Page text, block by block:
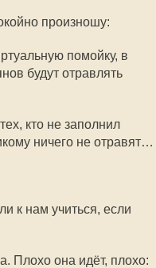
произношу:
помойку, в
будут отравлять
кто не заполнил
ничего не отравят…
к нам учиться, если
Плохо она идёт, плохо: